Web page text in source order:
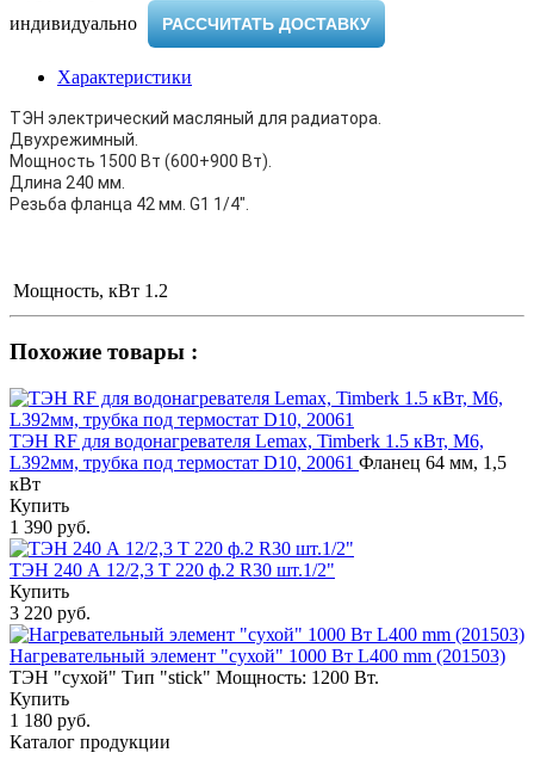
индивидуально ​
РАССЧИТАТЬ ДОСТАВКУ
Характеристики
ТЭН электрический масляный для радиатора.
Двухрежимный.
Мощность 1500 Вт (600+900 Вт).
Длина 240 мм.
Резьба фланца 42 мм. G1 1/4".
Мощность, кВт 1.2
Похожие товары :
ТЭН RF для водонагревателя Lemax, Timberk 1.5 кВт, M6,
L392мм, трубка под термостат D10, 20061 Фланец 64 мм, 1,5
кВт
Купить
1 390 руб.
ТЭН 240 А 12/2,3 Т 220 ф.2 R30 шт.1/2"
Купить
3 220 руб.
Нагревательный элемент "сухой" 1000 Вт L400 mm (201503)
ТЭН "сухой" Тип "stick" Мощность: 1200 Вт.
Купить
1 180 руб.
Каталог продукции